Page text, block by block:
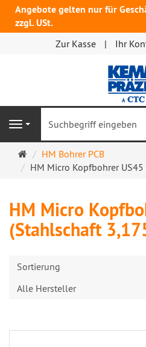
Angebote gelten nur für
zzgl. USt.
Zur Kasse Ihr
Navigation
Startseite
HM Bohrer PCB
HM Micro Kopfbohrer
HM Micro
(Stahlschaft
Sortierung
Alle Hersteller